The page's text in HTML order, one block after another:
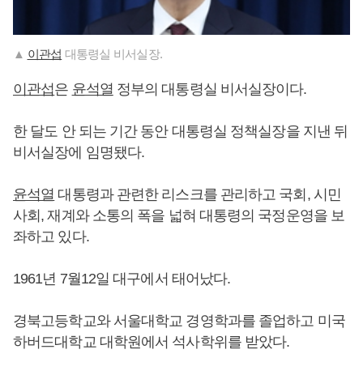
▲ 이관섭 대통령실 비서실장.
이관섭은 윤석열 정부의 대통령실 비서실장이다.
한 달도 안 되는 기간 동안 대통령실 정책실장을 지낸 뒤
비서실장에 임명됐다.
윤석열 대통령과 관련한 리스크를 관리하고 국회, 시민
사회, 재계와 소통의 폭을 넓혀 대통령의 국정운영을 보
좌하고 있다.
1961년 7월12일 대구에서 태어났다.
경북고등학교와 서울대학교 경영학과를 졸업하고 미국
하버드대학교 대학원에서 석사학위를 받았다.